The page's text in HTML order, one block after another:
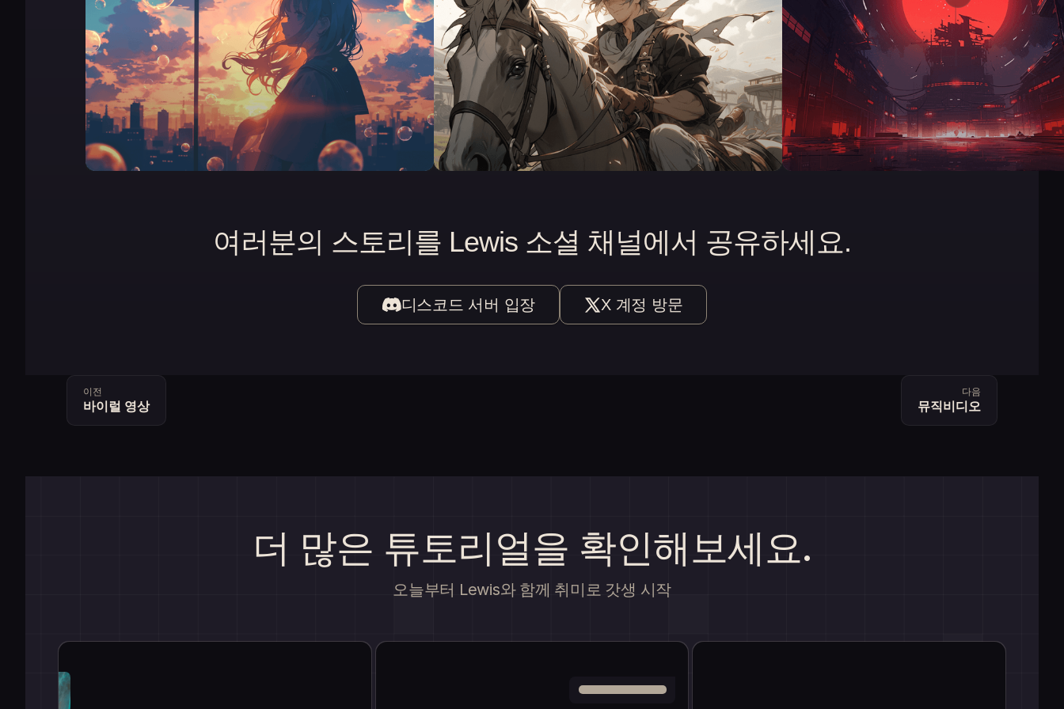
여러분의 스토리를 Lewis 소셜 채널에서 공유하세요.
디스코드 서버 입장
(새 탭에서 열림)
X 계정 방문
(새 탭에서 열림)
이전
바이럴 영상
다음
뮤직비디오
더 많은 튜토리얼을 확인해보세요.
오늘부터 Lewis와 함께 취미로 갓생 시작